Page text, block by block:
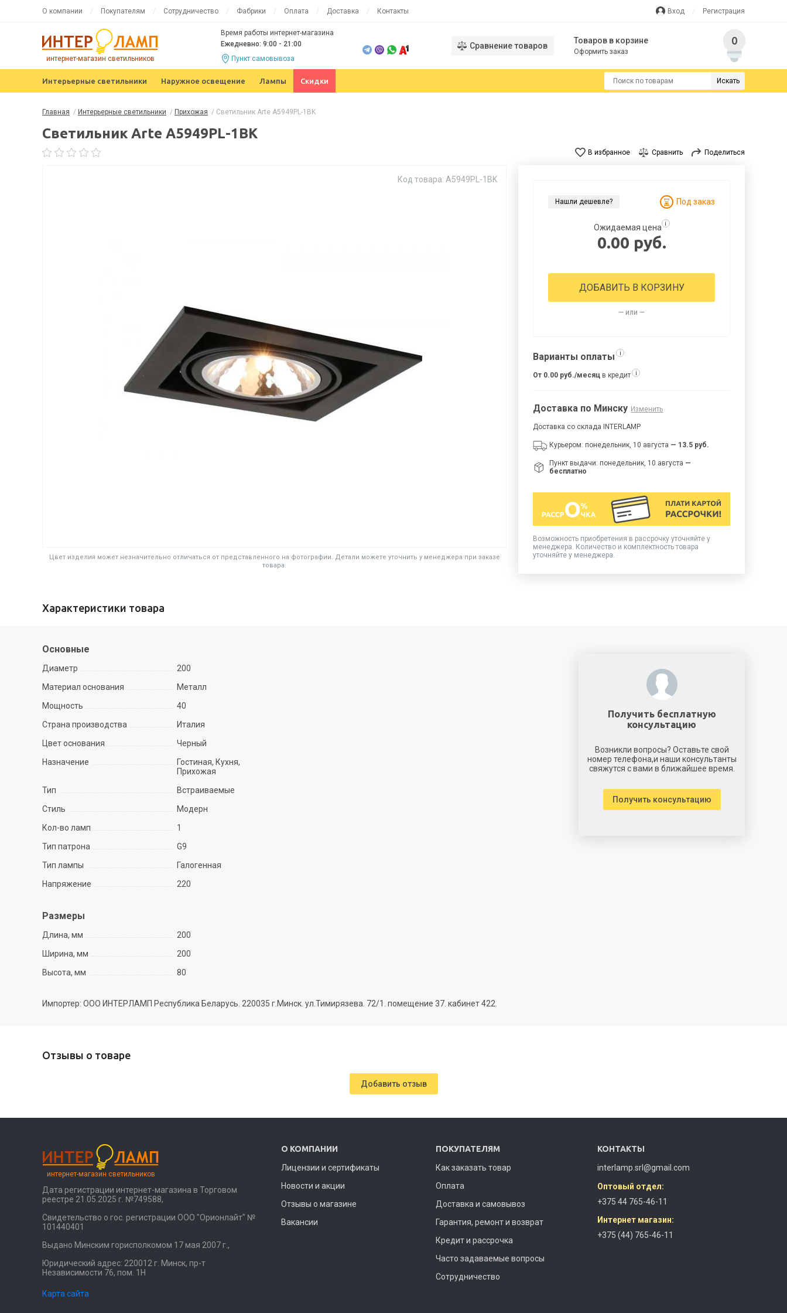
О компании Покупателям Сотрудничество Фабрики Оплата Доставка Контакты Вход Регистрация
интернет-магазин светильников
Время работы интернет-магазина
Ежедневно: 9:00 - 21:00
Пункт самовывоза
Сравнение товаров
Товаров в корзине
Оформить заказ
0
Интерьерные светильники Наружное освещение Лампы Скидки Искать
Главная / Интерьерные светильники / Прихожая / Светильник Arte A5949PL-1BK
Светильник Arte A5949PL-1BK
В избранное Сравнить Поделиться
Код товара: A5949PL-1BK
Цвет изделия может незначительно отличаться от представленного на фотографии. Детали можете уточнить у менеджера при заказе
товара.
Нашли дешевле? Под заказ
Ожидаемая цена i
0.00 руб.
ДОБАВИТЬ В КОРЗИНУ
— или —
Варианты оплаты i
От 0.00 руб./месяц в кредит i
Доставка по Минску Изменить
Доставка со склада INTERLAMP
Курьером: понедельник, 10 августа — 13.5 руб.
Пункт выдачи: понедельник, 10 августа —
бесплатно
Возможность приобретения в рассрочку уточняйте у
менеджера. Количество и комплектность товара
уточняйте у менеджера.
Характеристики товара
Основные
Диаметр
200
Материал основания
Металл
Мощность
40
Страна производства
Италия
Цвет основания
Черный
Назначение
Гостиная, Кухня,
Прихожая
Тип
Встраиваемые
Стиль
Модерн
Кол-во ламп
1
Тип патрона
G9
Тип лампы
Галогенная
Напряжение
220
Размеры
Длина, мм
200
Ширина, мм
200
Высота, мм
80
Импортер: ООО ИНТЕРЛАМП Республика Беларусь. 220035 г.Минск. ул.Тимирязева. 72/1. помещение 37. кабинет 422.
Получить бесплатную
консультацию
Возникли вопросы? Оставьте свой
номер телефона,и наши консультанты
свяжутся с вами в ближайшее время.
Получить консультацию
Отзывы о товаре
Добавить отзыв
интернет-магазин светильников
Дата регистрации интернет-магазина в Торговом
реестре 21.05.2025 г. №749588,
Свидетельство о гос. регистрации ООО "Орионлайт" №
101440401
Выдано Минским горисполкомом 17 мая 2007 г.,
Юридический адрес: 220012 г. Минск, пр-т
Независимости 76, пом. 1Н
Карта сайта
О КОМПАНИИ
Лицензии и сертификаты
Новости и акции
Отзывы о магазине
Вакансии
ПОКУПАТЕЛЯМ
Как заказать товар
Оплата
Доставка и самовывоз
Гарантия, ремонт и возврат
Кредит и рассрочка
Часто задаваемые вопросы
Сотрудничество
КОНТАКТЫ
interlamp.srl@gmail.com
Оптовый отдел:
+375 44 765-46-11
Интернет магазин:
+375 (44) 765-46-11